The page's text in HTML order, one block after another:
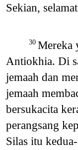
Sekian,
30 Mereka
Antiokhia. Di
jemaah dan
jemaah
bersukacita
perangsang
Silas itu